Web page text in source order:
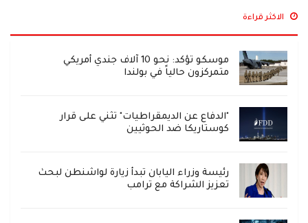
الاكثر قراءة
موسكو تؤكد: نحو 10 آلاف جندي أمريكي
متمركزون حالياً في بولندا
"الدفاع عن الديمقراطيات" تثني على قرار
كوستاريكا ضد الحوثيين
رئيسة وزراء اليابان تبدأ زيارة لواشنطن لبحث
تعزيز الشراكة مع ترامب